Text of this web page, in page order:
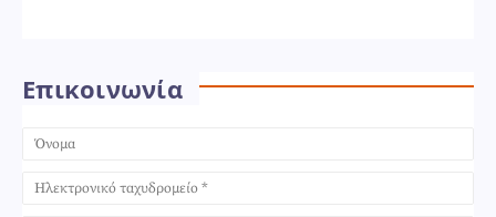
Επικοινωνία